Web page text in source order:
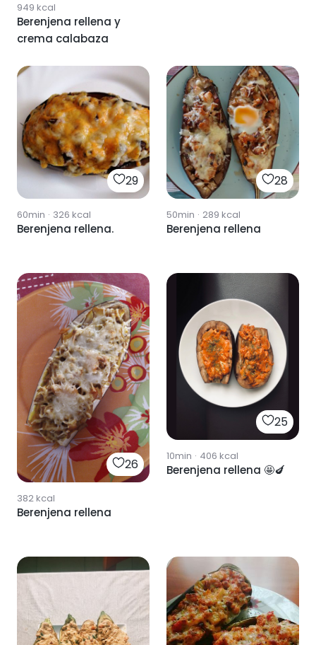
949 kcal
Berenjena rellena y
crema calabaza
29
60min · 326 kcal
Berenjena rellena.
28
50min · 289 kcal
Berenjena rellena
26
382kcal
Berenjena rellena
25
10min · 406 kcal
Berenjena rellena 🤩🍆